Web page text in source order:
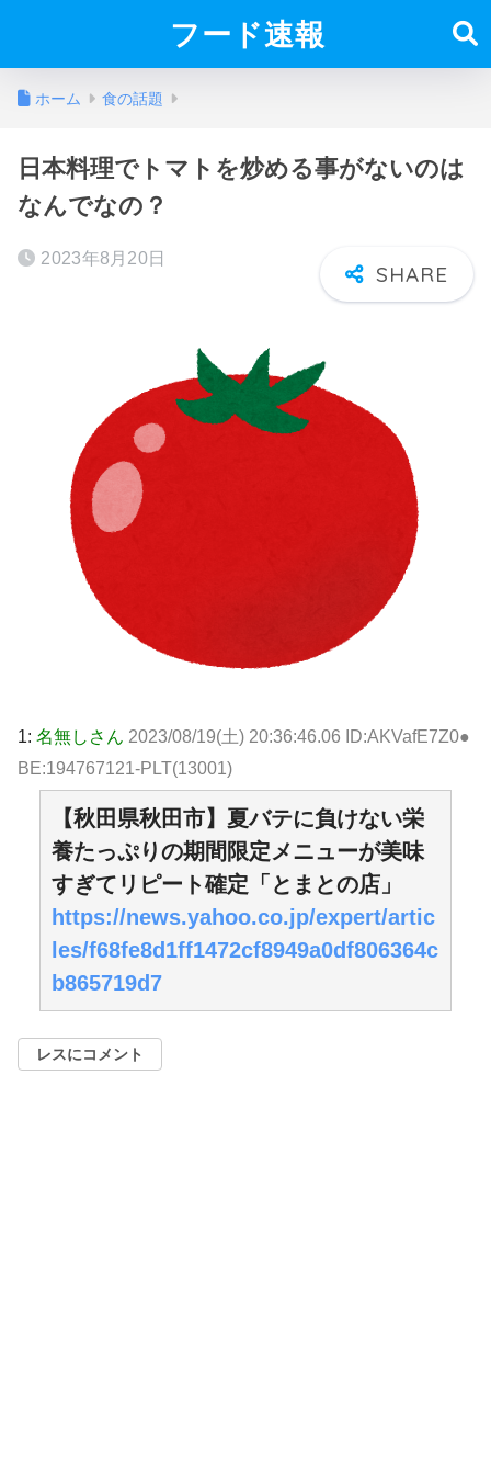
フード速報
ホーム 食の話題
日本料理でトマトを炒める事がないのは
なんでなの？
2023年8月20日
1: 名無しさん 2023/08/19(土) 20:36:46.06 ID:AKVafE7Z0●
BE:194767121-PLT(13001)
【秋田県秋田市】夏バテに負けない栄
養たっぷりの期間限定メニューが美味
すぎてリピート確定「とまとの店」
https://news.yahoo.co.jp/expert/artic
les/f68fe8d1ff1472cf8949a0df806364c
b865719d7
レスにコメント